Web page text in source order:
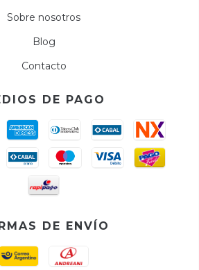
Sobre nosotros
Blog
Contacto
DE PAGO
DE ENVÍO